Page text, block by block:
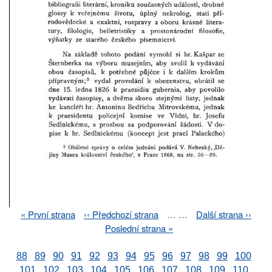
First
« První strana
Previous
‹‹ Předchozí strana … …
Next
Další strana ››
Last
Poslední strana »
88 89 90 91 92 93 94 95 96 97 98 99
100
101
102 103 104 105 106 107 108 109
110